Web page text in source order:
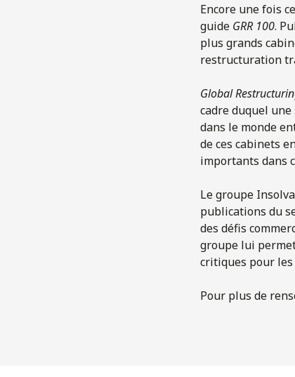
Encore une fois
guide GRR 100.
plus grands
restructuration
Global
cadre duquel une
dans le monde
de ces cabinets
importants dans
Le groupe
publications du
des défis
groupe lui
critiques pour
Pour plus de